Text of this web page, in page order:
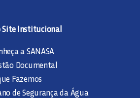
Site Institucional
a SANASA
Documental
Fazemos
de Segurança da Água